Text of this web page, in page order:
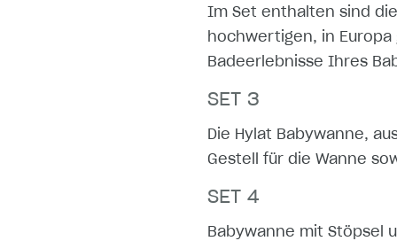
Im Set enthalten sind
hochwertigen, in
Badeerlebnisse Ihres
SET 3
Die Hylat Babywanne,
Gestell für die Wanne
SET 4
Babywanne mit Stöpsel